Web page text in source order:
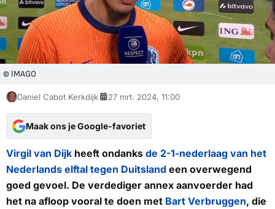
© IMAGO
Daniel Cabot Kerkdijk 27 mrt. 2024, 11:00
Maak ons je Google-favoriet
Virgil van Dijk heeft ondanks de 2-1-nederlaag van het
Nederlands elftal tegen Duitsland een overwegend
goed gevoel. De verdediger annex aanvoerder had
het na afloop vooral te doen met Bart Verbruggen, die